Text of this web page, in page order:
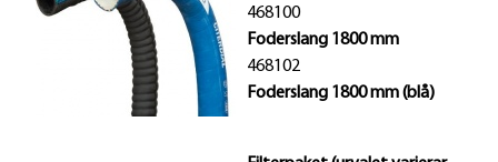
ä
r
468100
Foderslang 1800 mm
468102
Foderslang 1800 mm (blå)